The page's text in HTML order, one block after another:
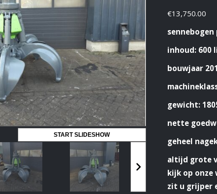
START SLIDESHOW
€13,750.00
inhoud: 600
bouwjaar
gewicht:
nette
geheel
altijd grote
kijk op onze
zit u grijper